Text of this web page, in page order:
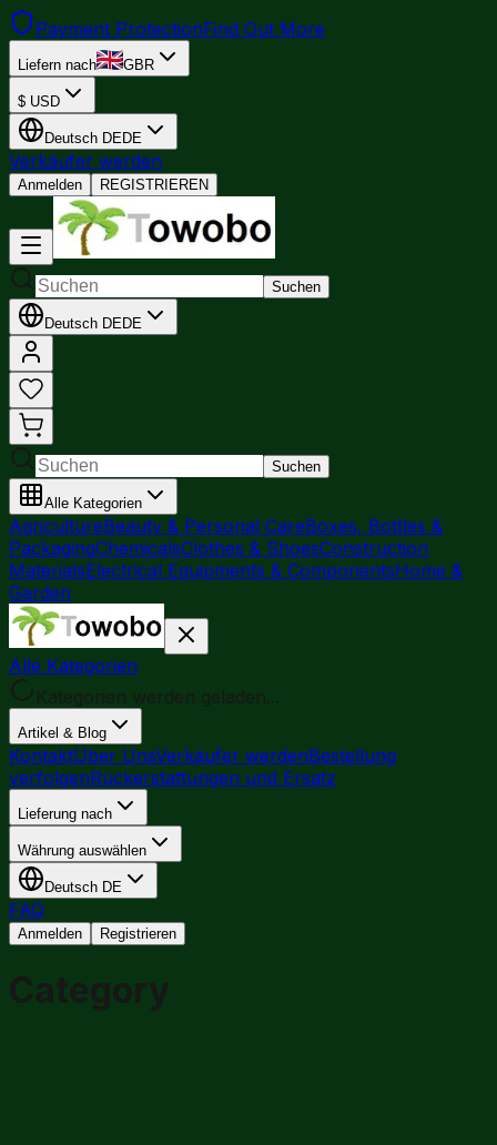
Payment ProtectionFind Out More
Liefern nach GBR
$ USD
Deutsch DEDE
Verkäufer werden
Anmelden REGISTRIEREN
Suchen
Deutsch DEDE
Suchen
Alle Kategorien
AgricultureBeauty & Personal CareBoxes, Bottles &
PackagingChemicalsClothes & ShoesConstruction
MaterialsElectrical Equipments & ComponentsHome &
Garden
Alle Kategorien
Kategorien werden geladen...
Artikel & Blog
KontaktÜber UnsVerkäufer werdenBestellung
verfolgenRückerstattungen und Ersatz
Lieferung nach
Währung auswählen
Deutsch DE
FAQ
Anmelden Registrieren
Category